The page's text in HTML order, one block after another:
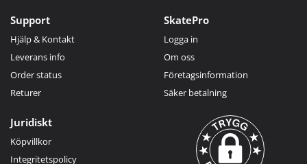
Support
Hjälp & Kontakt
Leverans info
Order status
Returer
SkatePro
Logga in
Om oss
Företagsinformation
Säker betalning
Juridiskt
Köpvillkor
Integritetspolicy